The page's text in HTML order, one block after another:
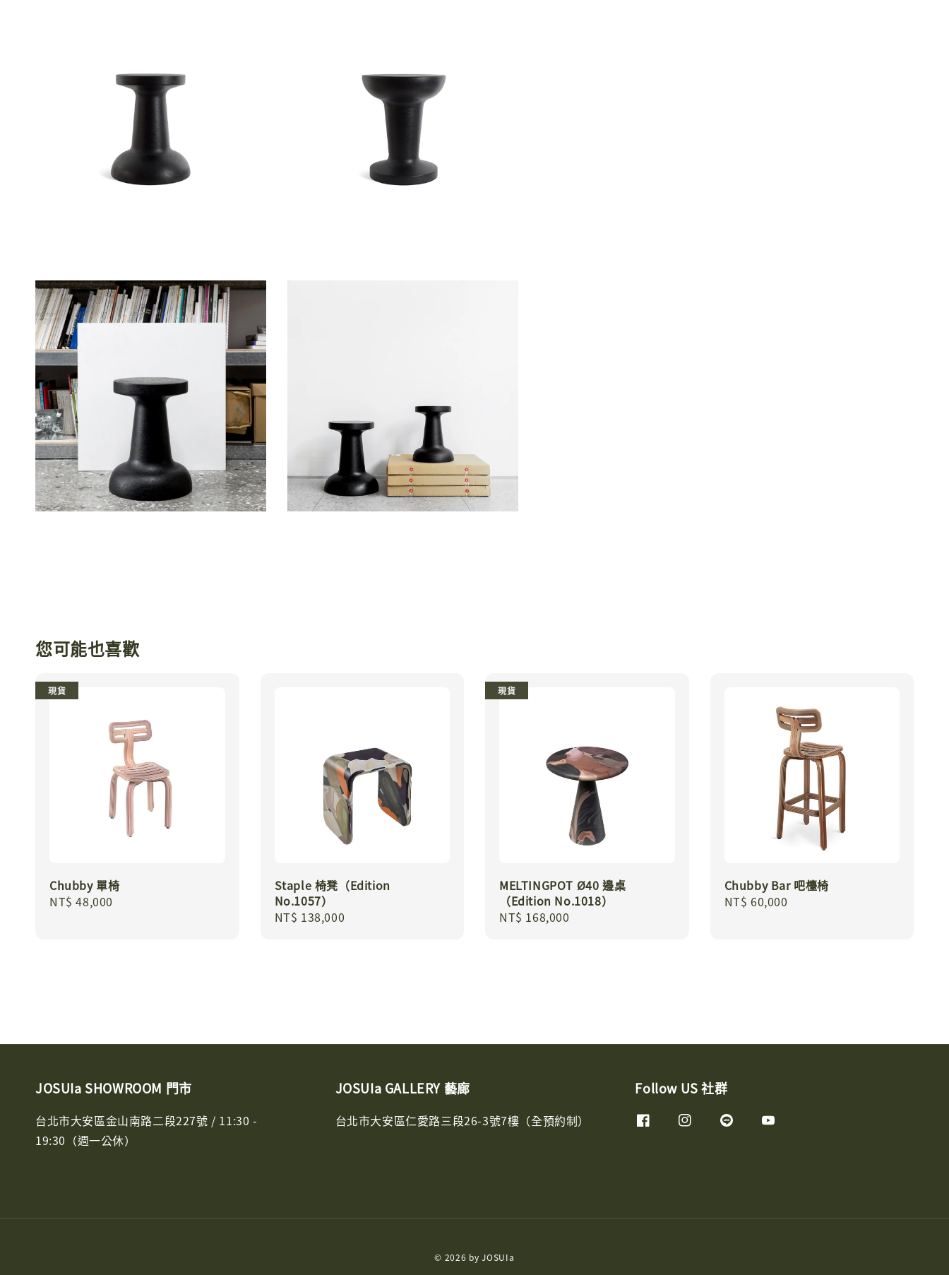
您可能也喜歡
現貨
Chubby 單椅
Regular
NT$ 48,000
Staple 椅凳（Edition
No.1057）
Regular
NT$ 138,000
現貨
MELTINGPOT Ø40 邊桌
（Edition No.1018）
Regular
NT$ 168,000
Chubby Bar 吧檯椅
Regular
NT$ 60,000
JOSUIa SHOWROOM 門市
台北市大安區金山南路二段227號 / 11:30 -
19:30（週一公休）
JOSUIa GALLERY 藝廊
台北市大安區仁愛路三段26-3號7樓（全預約制）
Follow US 社群
© 2026 by JOSUIa